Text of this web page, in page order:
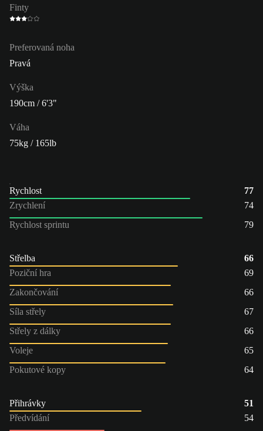
Finty
Preferovaná noha
Pravá
Výška
190cm / 6'3"
Váha
75kg / 165lb
Rychlost
77
Zrychlení
74
Rychlost sprintu
79
Střelba
66
Poziční hra
69
Zakončování
66
Síla střely
67
Střely z dálky
66
Voleje
65
Pokutové kopy
64
Přihrávky
51
Předvídání
54